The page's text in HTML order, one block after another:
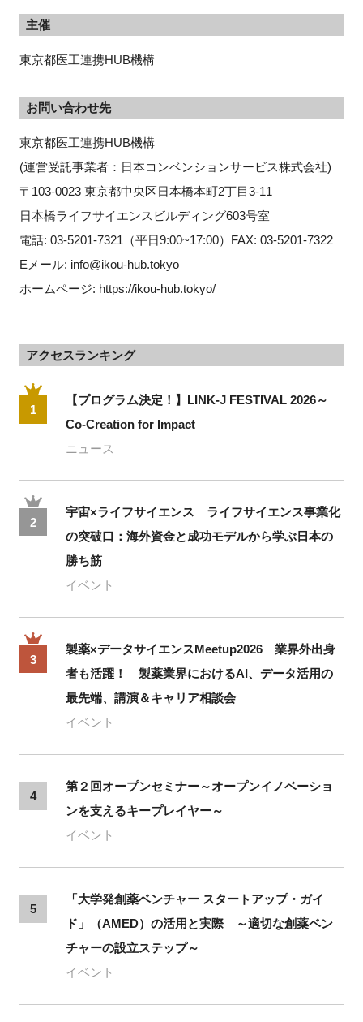
主催
東京都医工連携HUB機構
お問い合わせ先
東京都医工連携HUB機構
(運営受託事業者：日本コンベンションサービス株式会社)
〒103-0023 東京都中央区日本橋本町2丁目3-11
日本橋ライフサイエンスビルディング603号室
電話: 03-5201-7321（平日9:00~17:00）FAX: 03-5201-7322
Eメール: info@ikou-hub.tokyo
ホームページ: https://ikou-hub.tokyo/
アクセスランキング
1
【プログラム決定！】LINK-J FESTIVAL 2026～
Co-Creation for Impact
ニュース
2
宇宙×ライフサイエンス ライフサイエンス事業化
の突破口：海外資金と成功モデルから学ぶ日本の
勝ち筋
イベント
3
製薬×データサイエンスMeetup2026 業界外出身
者も活躍！ 製薬業界におけるAI、データ活用の
最先端、講演＆キャリア相談会
イベント
4
第２回オープンセミナー～オープンイノベーショ
ンを支えるキープレイヤー～
イベント
5
「大学発創薬ベンチャー スタートアップ・ガイ
ド」（AMED）の活用と実際 ～適切な創薬ベン
チャーの設立ステップ～
イベント